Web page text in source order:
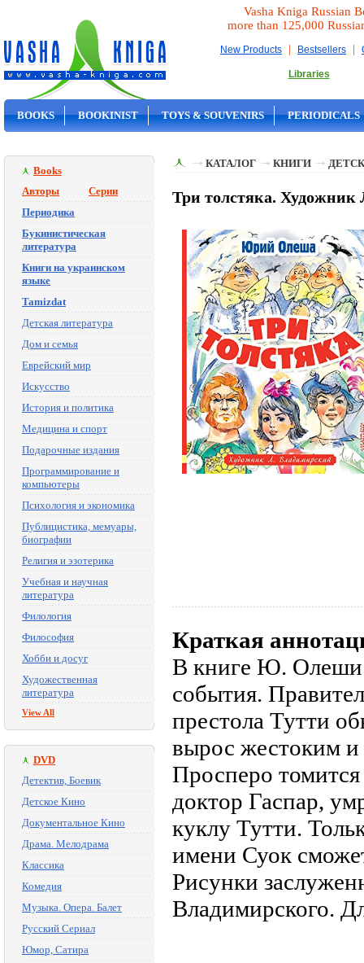
Vasha Kniga Russian
more than 125,000
New Products | Bestsellers |
Libraries
BOOKS BOOKINIST TOYS & SOUVENIRS PERIODICALS
Books
Авторы
Серии
Периодика
Букинистическая
литература
Книги на украинском
языке
Tamizdat
Детская литература
Дом и семья
Еврейский мир
Искусство
История и политика
Медицина и спорт
Подарочные издания
Программирование и
компьютеры
Психология и экономика
Публицистика, мемуары,
биографии
Религия и эзотерика
Учебная и научная
литература
Филология
Философия
Хобби и досуг
Художественная
литература
View All
DVD
Детектив, Боевик
Детское Кино
Документальное Кино
Драма. Мелодрама
Классика
Комедия
Музыка. Опера. Балет
Русский Сериал
Юмор, Сатира
КАТАЛОГ КНИГИ
Три толстяка.
Краткая
В книге Ю. Олеши
события.
престола Тутти
вырос жестоким
Просперо
доктор Гаспар,
куклу Тутти.
имени Суок
Рисунки
Владимирского.